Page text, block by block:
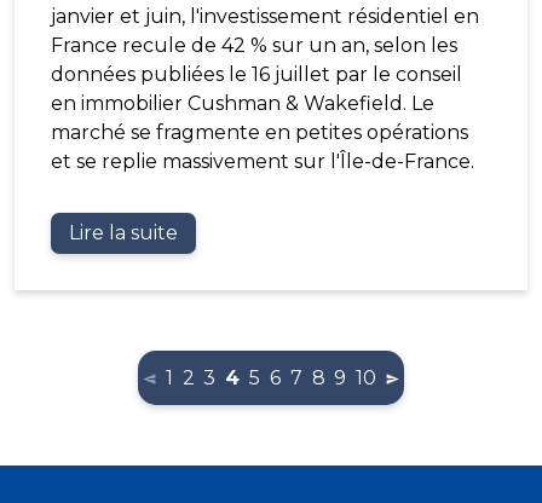
janvier et juin, l'investissement résidentiel en
France recule de 42 % sur un an, selon les
données publiées le 16 juillet par le conseil
en immobilier Cushman & Wakefield. Le
marché se fragmente en petites opérations
et se replie massivement sur l'Île-de-France.
Lire la suite
1 2 3 4(current)
5 6 7 8 9 10